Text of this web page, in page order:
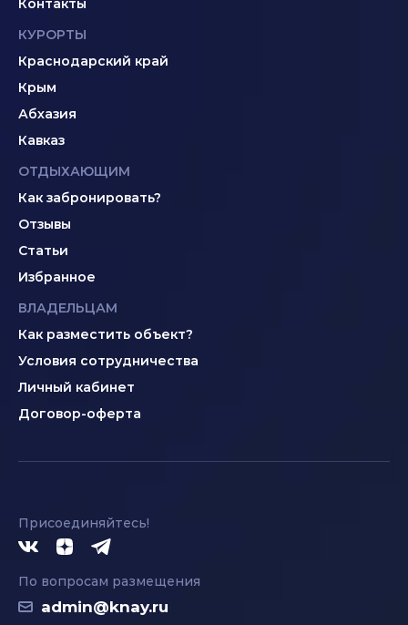
Контакты
КУРОРТЫ
Краснодарский край
Крым
Абхазия
Кавказ
ОТДЫХАЮЩИМ
Как забронировать?
Отзывы
Статьи
Избранное
ВЛАДЕЛЬЦАМ
Как разместить объект?
Условия сотрудничества
Личный кабинет
Договор-оферта
Присоединяйтесь!
По вопросам размещения
admin@knay.ru